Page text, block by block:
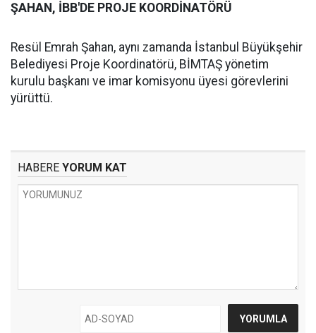
ŞAHAN, İBB'DE PROJE KOORDİNATÖRÜ
Resül Emrah Şahan, aynı zamanda İstanbul Büyükşehir
Belediyesi Proje Koordinatörü, BİMTAŞ yönetim
kurulu başkanı ve imar komisyonu üyesi görevlerini
yürüttü.
HABERE YORUM KAT